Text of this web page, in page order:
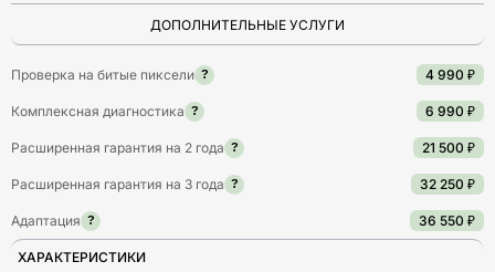
ДОПОЛНИТЕЛЬНЫЕ УСЛУГИ
Проверка на битые пиксели ? 4 990 ₽
Комплексная диагностика ? 6 990 ₽
Расширенная гарантия на 2 года ? 21 500 ₽
Расширенная гарантия на 3 года ? 32 250 ₽
Адаптация ? 36 550 ₽
ХАРАКТЕРИСТИКИ